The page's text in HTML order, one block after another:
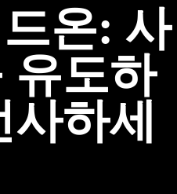
온: 사
유도하
사하세